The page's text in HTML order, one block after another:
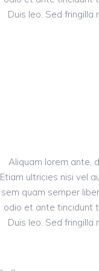
Duis leo. Sed
Aliquam lorem ante,
Etiam ultricies nisi vel
sem quam semper
odio et ante tincidunt
Duis leo. Sed